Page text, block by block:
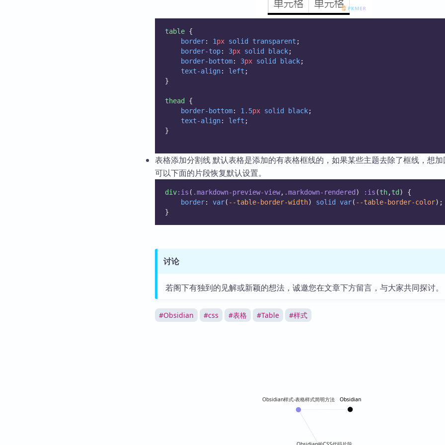
table {
border: 1px solid transparent ;
border-top: 3px solid black;
border-bottom: 3px solid black;
text-align: left ;
}
thead
{
border-bottom: 1.5px solid black;
text-align: left ;
}
表格添加分割线 默认表格是添加的有表格框线的，如果某些主题去除了框线，想
可以下面的片段恢复默认设置。
div:is ( .markdown-preview-view, .markdown-rendered ) :is (th,td ) {
border: var( --table-border-width) solid var( --table-border-color);
}
讨论
若阁下有独到的见解或新颖的想法，诚邀您在文章下方留言，与大家共同探讨。
#Obsidian #css #表格 #Table #样式
Obsidian
Obsidian样式-表格样式简明方法